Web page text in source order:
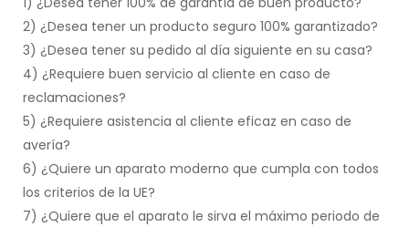
2) ¿Desea tener un producto seguro 100% garantizado?
3) ¿Desea tener su pedido al día siguiente en su casa?
4) ¿Requiere buen servicio al cliente en caso de
reclamaciones?
5) ¿Requiere asistencia al cliente eficaz en caso de
avería?
6) ¿Quiere un aparato moderno que cumpla con todos
los criterios de la UE?
7) ¿Quiere que el aparato le sirva el máximo periodo de